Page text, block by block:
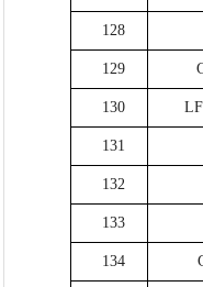
128
129
130
131
132
133
134